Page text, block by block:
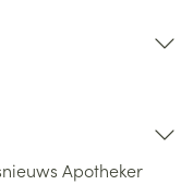
Apotheker